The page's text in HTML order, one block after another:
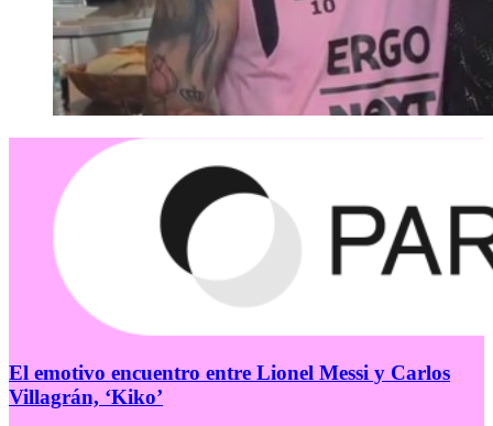
El emotivo encuentro entre Lionel Messi y Carlos
Villagrán, ‘Kiko’